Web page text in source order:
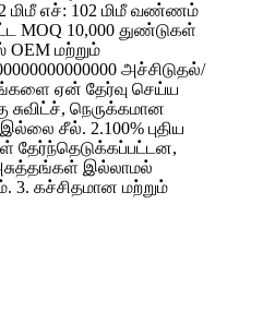
மிமீ எச்: 102 மிமீ வண்ணம்
MOQ 10,000 துண்டுகள்
மற்றும்
அச்சிடுதல்/
ஏன் தேர்வு செய்ய
சுவிட்ச், நெருக்கமான
சீல். 2.100% புதிய
தேர்ந்தெடுக்கப்பட்டன,
அசுத்தங்கள் இல்லாமல்
3. கச்சிதமான மற்றும்